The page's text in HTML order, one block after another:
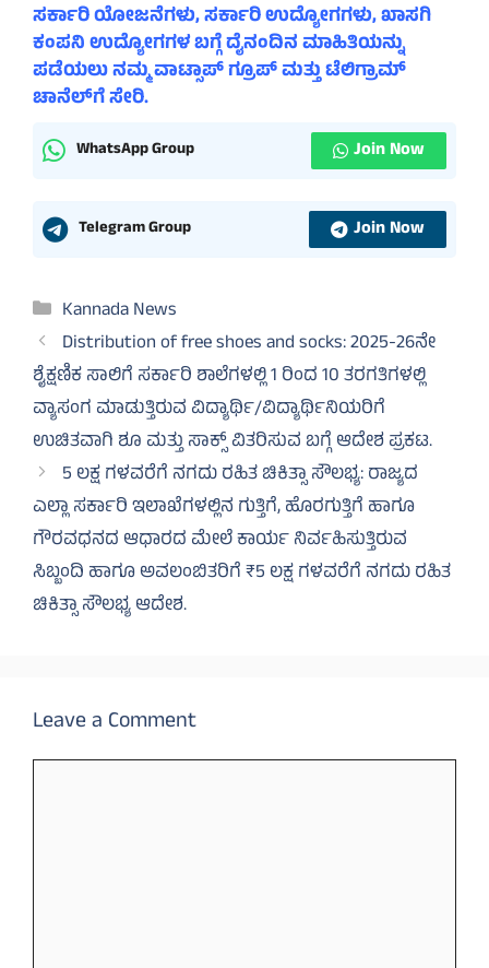
ಸರ್ಕಾರಿ ಯೋಜನೆಗಳು, ಸರ್ಕಾರಿ ಉದ್ಯೋಗಗಳು, ಖಾಸಗಿ
ಕಂಪನಿ ಉದ್ಯೋಗಗಳ ಬಗ್ಗೆ ದೈನಂದಿನ ಮಾಹಿತಿಯನ್ನು
ಪಡೆಯಲು ನಮ್ಮ ವಾಟ್ಸಾಪ್ ಗ್ರೂಪ್ ಮತ್ತು ಟೆಲಿಗ್ರಾಮ್
ಚಾನೆಲ್‌ಗೆ ಸೇರಿ.
WhatsApp Group Join Now
Telegram Group Join Now
Categories
Kannada News
Distribution of free shoes and socks: 2025-26ನೇ
ಶೈಕ್ಷಣಿಕ ಸಾಲಿಗೆ ಸರ್ಕಾರಿ ಶಾಲೆಗಳಲ್ಲಿ 1 ರಿಂದ 10 ತರಗತಿಗಳಲ್ಲಿ
ವ್ಯಾಸಂಗ ಮಾಡುತ್ತಿರುವ ವಿದ್ಯಾರ್ಥಿ/ವಿದ್ಯಾರ್ಥಿನಿಯರಿಗೆ
ಉಚಿತವಾಗಿ ಶೂ ಮತ್ತು ಸಾಕ್ಸ್ ವಿತರಿಸುವ ಬಗ್ಗೆ ಆದೇಶ ಪ್ರಕಟ.
5 ಲಕ್ಷ ಗಳವರೆಗೆ ನಗದು ರಹಿತ ಚಿಕಿತ್ಸಾ ಸೌಲಭ್ಯ: ರಾಜ್ಯದ
ಎಲ್ಲಾ ಸರ್ಕಾರಿ ಇಲಾಖೆಗಳಲ್ಲಿನ ಗುತ್ತಿಗೆ, ಹೊರಗುತ್ತಿಗೆ ಹಾಗೂ
ಗೌರವಧನದ ಆಧಾರದ ಮೇಲೆ ಕಾರ್ಯ ನಿರ್ವಹಿಸುತ್ತಿರುವ
ಸಿಬ್ಬಂದಿ ಹಾಗೂ ಅವಲಂಬಿತರಿಗೆ ₹5 ಲಕ್ಷ ಗಳವರೆಗೆ ನಗದು ರಹಿತ
ಚಿಕಿತ್ಸಾ ಸೌಲಭ್ಯ ಆದೇಶ.
Leave a Comment
Comment